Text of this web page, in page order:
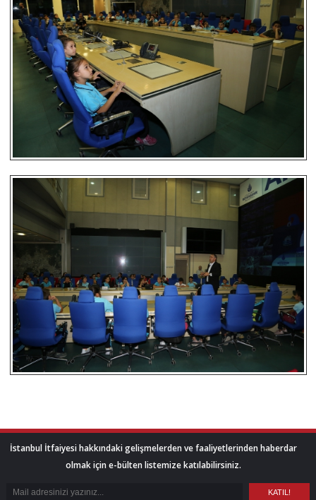
İstanbul İtfaiyesi hakkındaki gelişmelerden ve faaliyetlerinden haberdar
olmak için e-bülten listemize katılabilirsiniz.